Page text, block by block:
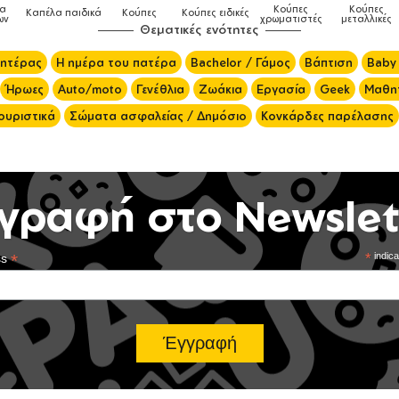
Κούπες ειδικές Κούπες
χρωματιστές
Κούπες
μεταλλικές
Δοχεία
φαγητού Τσάντες
Θεματικές ενότητες
Η ημέρα του πατέρα Bachelor / Γάμος Βάπτιση
Ήρωες Auto/moto Γενέθλια Ζωάκια Εργασία Geek
Σώματα ασφαλείας / Δημόσιο Κονκάρδες παρέλασης
στο
*
*